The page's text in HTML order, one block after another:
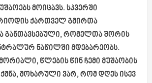
მოიცავს. სკვერში
ქართველ გმირთა
განთავსებული, რომელთა შორის
ნაწილში მდებარეობს.
წლების წინ ჩემი მუშაობის
მოხარული ვარ, რომ დღეს ისევ